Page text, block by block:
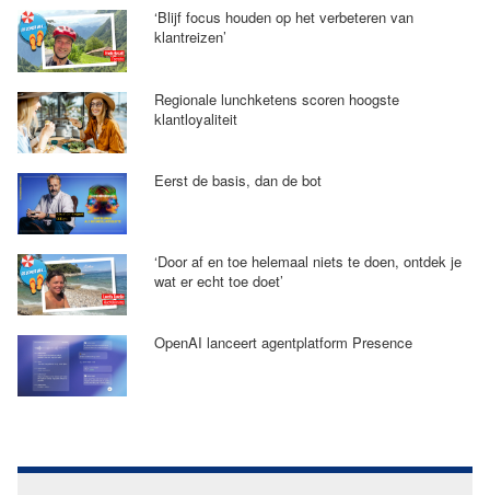
‘Blijf focus houden op het verbeteren van
klantreizen’
Regionale lunchketens scoren hoogste
klantloyaliteit
Eerst de basis, dan de bot
‘Door af en toe helemaal niets te doen, ontdek je
wat er echt toe doet’
OpenAI lanceert agentplatform Presence